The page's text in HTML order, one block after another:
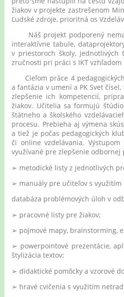
žiakov v projekte zastrešenom
Ľudské zdroje, prioritná os
Náš projekt podporený
interaktívne tabule,
v priestoroch školy, jednotlivých
zručnosti pri práci s IKT
Cieľom práce 4 pedagogických
a fantázia v umení a PK Svet
zlepšenie ich kompetencií,
žiakov. Učitelia sa formujú
štátneho a školského
procesu. Prebieha aj výmena
a tiež je počas pedagogických
či online vzdelávania.
využívané pre zlepšenie
➢ metodické listy z jednotlivých
➢ manuály pre učiteľov s využitím
databáza problémových úloh v
➢ pracovné listy pre žiakov;
➢ pojmové mapy, brainstorming,
➢ powerpointové prezentácie,
štylizácia textov;
➢ didaktické pomôcky a vzorové
➢ hravé cvičenia s využitím